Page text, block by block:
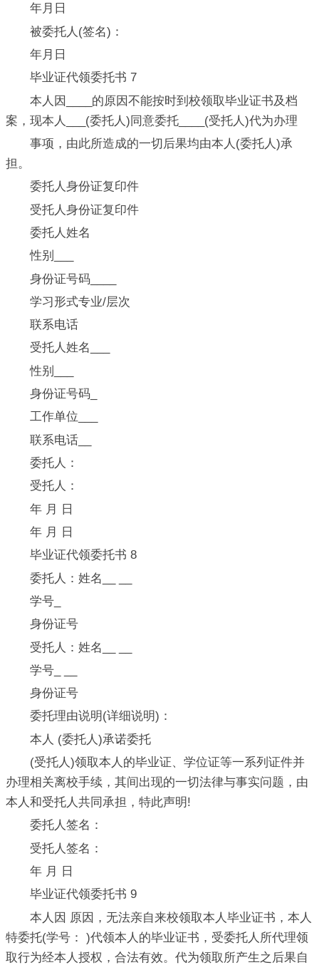
年月日
被委托人(签名)：
年月日
毕业证代领委托书 7
本人因____的原因不能按时到校领取毕业证书及档
案，现本人___(委托人)同意委托____(受托人)代为办理
事项，由此所造成的一切后果均由本人(委托人)承
担。
委托人身份证复印件
受托人身份证复印件
委托人姓名
性别___
身份证号码____
学习形式专业/层次
联系电话
受托人姓名___
性别___
身份证号码_
工作单位___
联系电话__
委托人：
受托人：
年 月 日
年 月 日
毕业证代领委托书 8
委托人：姓名__ __
学号_
身份证号
受托人：姓名__ __
学号_ __
身份证号
委托理由说明(详细说明)：
本人 (委托人)承诺委托
(受托人)领取本人的毕业证、学位证等一系列证件并
办理相关离校手续，其间出现的一切法律与事实问题，由
本人和受托人共同承担，特此声明!
委托人签名：
受托人签名：
年 月 日
毕业证代领委托书 9
本人因 原因，无法亲自来校领取本人毕业证书，本人
特委托(学号： )代领本人的毕业证书，受委托人所代理领
取行为经本人授权，合法有效。代为领取所产生之后果自